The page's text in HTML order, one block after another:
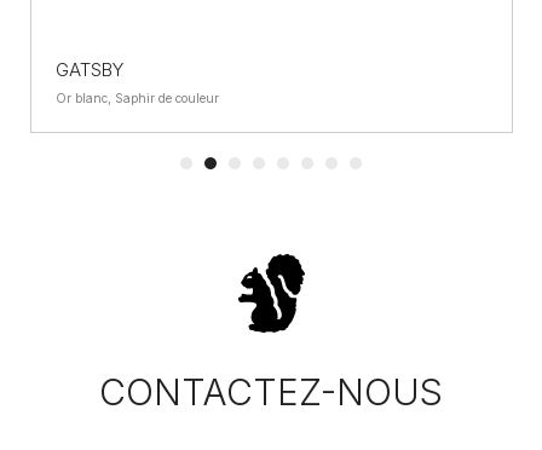
GATSBY
Or blanc, Saphir de couleur
CONTACTEZ-NOUS